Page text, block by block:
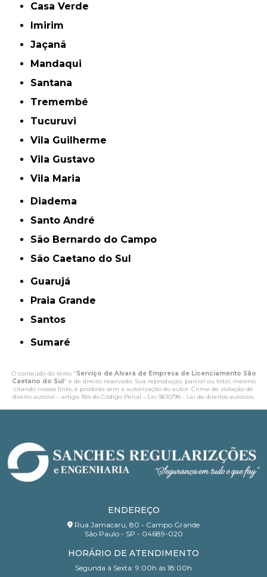
Casa Verde
Imirim
Jaçanã
Mandaqui
Santana
Tremembé
Tucuruvi
Vila Guilherme
Vila Gustavo
Vila Maria
Diadema
Santo André
São Bernardo do Campo
São Caetano do Sul
Guarujá
Praia Grande
Santos
Sumaré
O conteúdo do texto "Serviço de Alvará de Empresa de Licenciamento São
Caetano do Sul " é de direito reservado. Sua reprodução, parcial ou total, mesmo
citando nossos links, é proibida sem a autorização do autor. Crime de violação de
direito autoral – artigo 184 do Código Penal – Lei 9610/98 - Lei de direitos autorais.
ENDEREÇO
Rua Jamacaru, 80 - Campo Grande
São Paulo - SP - 04689-020
HORÁRIO DE ATENDIMENTO
Segunda à Sexta: 9:00h às 18:00h